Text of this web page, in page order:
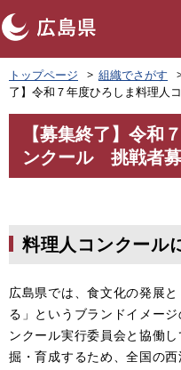
ペ
ー
の
で
トップページ 組織でさがす
了】令和７年度ひろしま料理人
【募集終了】令和
ンクール 挑戦者募
料理人コンクール
広島県では、食文化の発展
る」というブランドイメー
ンクール実行委員会と協働
掘・育成するため、全国の